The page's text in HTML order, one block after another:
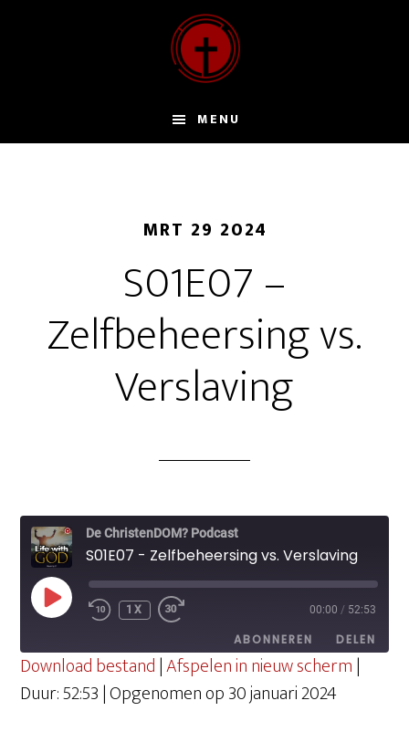
MENU
MRT 29 2024
S01E07 –
Zelfbeheersing vs.
Verslaving
De ChristenDOM? Podcast
S01E07 - Zelfbeheersing vs. Verslaving
PLAY
EPISODE
1X 00:00 / 52:53
ABONNEREN DELEN
Apple Podcasts Overcast
DELEN
Download bestand|Afspelen in nieuw scherm|
Duur: 52:53|Opgenomen op 30 januari 2024